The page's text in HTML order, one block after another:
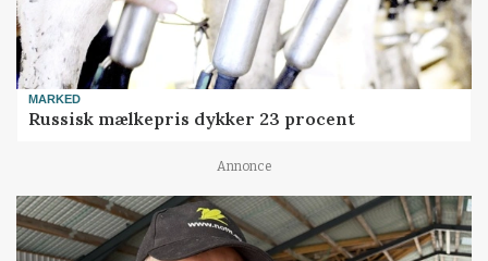
MARKED
Russisk mælkepris dykker 23 procent
Annonce